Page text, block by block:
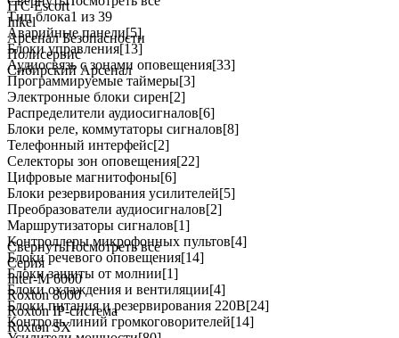
ITC Escort
Inkel
Арсенал Безопасности
Полисервис
Сибирский Арсенал
Тип блока1 из 39
Аварийные панели[5]
Блоки управления[13]
Аудиосвязь с зонами оповещения[33]
Программируемые таймеры[3]
Электронные блоки сирен[2]
Распределители аудиосигналов[6]
Блоки реле, коммутаторы сигналов[8]
Телефонный интерфейс[2]
Селекторы зон оповещения[22]
Цифровые магнитофоны[6]
Блоки резервирования усилителей[5]
Преобразователи аудиосигналов[2]
Маршрутизаторы сигналов[1]
Контроллеры микрофонных пультов[4]
Блоки речевого оповещения[14]
Блоки защиты от молнии[1]
Блоки охлаждения и вентиляции[4]
Блоки питания и резервирования 220В[24]
Контроль линий громкоговорителей[14]
СвернутьПосмотреть все
Серия
Inter-M 6000
Roxton 8000
Roxton IP-система
Roxton SX